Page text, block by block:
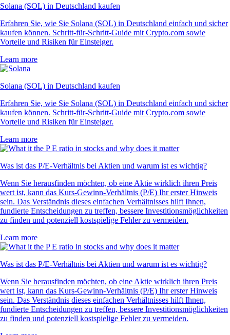
Solana (SOL) in Deutschland kaufen
Erfahren Sie, wie Sie Solana (SOL) in Deutschland einfach und sicher
kaufen können. Schritt-für-Schritt-Guide mit Crypto.com sowie
Vorteile und Risiken für Einsteiger.
Learn more
Solana (SOL) in Deutschland kaufen
Erfahren Sie, wie Sie Solana (SOL) in Deutschland einfach und sicher
kaufen können. Schritt-für-Schritt-Guide mit Crypto.com sowie
Vorteile und Risiken für Einsteiger.
Learn more
Was ist das P/E-Verhältnis bei Aktien und warum ist es wichtig?
Wenn Sie herausfinden möchten, ob eine Aktie wirklich ihren Preis
wert ist, kann das Kurs-Gewinn-Verhältnis (P/E) Ihr erster Hinweis
sein. Das Verständnis dieses einfachen Verhältnisses hilft Ihnen,
fundierte Entscheidungen zu treffen, bessere Investitionsmöglichkeiten
zu finden und potenziell kostspielige Fehler zu vermeiden.
Learn more
Was ist das P/E-Verhältnis bei Aktien und warum ist es wichtig?
Wenn Sie herausfinden möchten, ob eine Aktie wirklich ihren Preis
wert ist, kann das Kurs-Gewinn-Verhältnis (P/E) Ihr erster Hinweis
sein. Das Verständnis dieses einfachen Verhältnisses hilft Ihnen,
fundierte Entscheidungen zu treffen, bessere Investitionsmöglichkeiten
zu finden und potenziell kostspielige Fehler zu vermeiden.